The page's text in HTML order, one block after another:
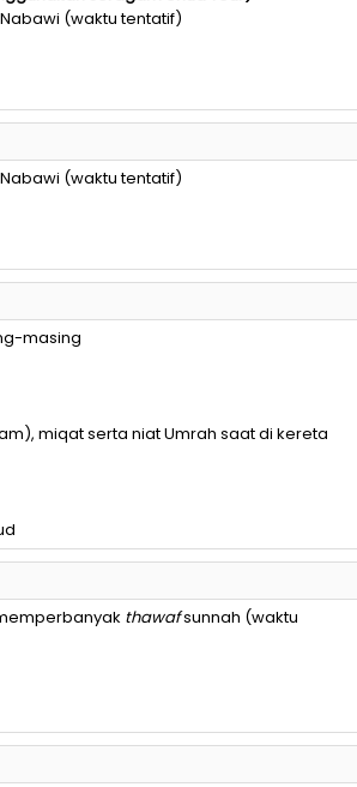
(waktu tentatif)
(waktu tentatif)
masing
miqat serta niat Umrah saat di kereta
thawafsunnah (waktu